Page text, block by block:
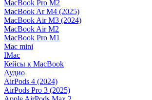
MacBook Pro M2
MacBook Ar M4 (2025)
MacBook Air M3 (2024)
MacBook Air M2
MacBook Pro M1
Mac mini
IMac
Кейсы к MacBook
Аудио
AirPods 4 (2024)
AirPods Pro 3 (2025)